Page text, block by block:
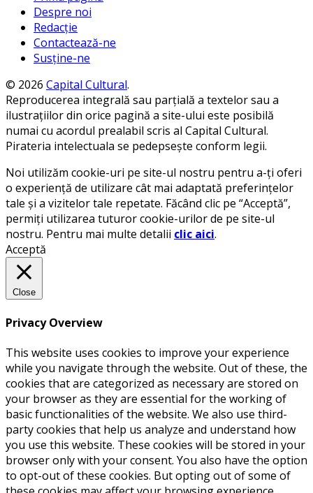
Despre noi
Redacție
Contactează-ne
Susține-ne
© 2026 Capital Cultural.
Reproducerea integrală sau parțială a textelor sau a
ilustrațiilor din orice pagină a site-ului este posibilă
numai cu acordul prealabil scris al Capital Cultural.
Pirateria intelectuala se pedepsește conform legii.
Noi utilizăm cookie-uri pe site-ul nostru pentru a-ți oferi
o experiență de utilizare cât mai adaptată preferințelor
tale și a vizitelor tale repetate. Făcând clic pe “Acceptă”,
permiți utilizarea tuturor cookie-urilor de pe site-ul
nostru. Pentru mai multe detalii clic aici.
Acceptă
Close
Privacy Overview
This website uses cookies to improve your experience
while you navigate through the website. Out of these, the
cookies that are categorized as necessary are stored on
your browser as they are essential for the working of
basic functionalities of the website. We also use third-
party cookies that help us analyze and understand how
you use this website. These cookies will be stored in your
browser only with your consent. You also have the option
to opt-out of these cookies. But opting out of some of